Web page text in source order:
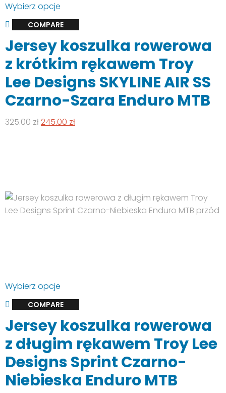
Wybierz opcje
produkt
ma
wiele
wariantów.
Opcje
można
wybrać
na
stronie
COMPARE
Jersey koszulka rowerowa
z krótkim rękawem Troy
Lee Designs SKYLINE AIR SS
Czarno-Szara Enduro MTB
325.00złPierwotna
245.00 złAktualna
Wybierz opcje
produkt
ma
wiele
wariantów.
Opcje
można
wybrać
na
COMPARE
Jersey koszulka rowerowa
z długim rękawem Troy Lee
Designs Sprint Czarno-
Niebieska Enduro MTB